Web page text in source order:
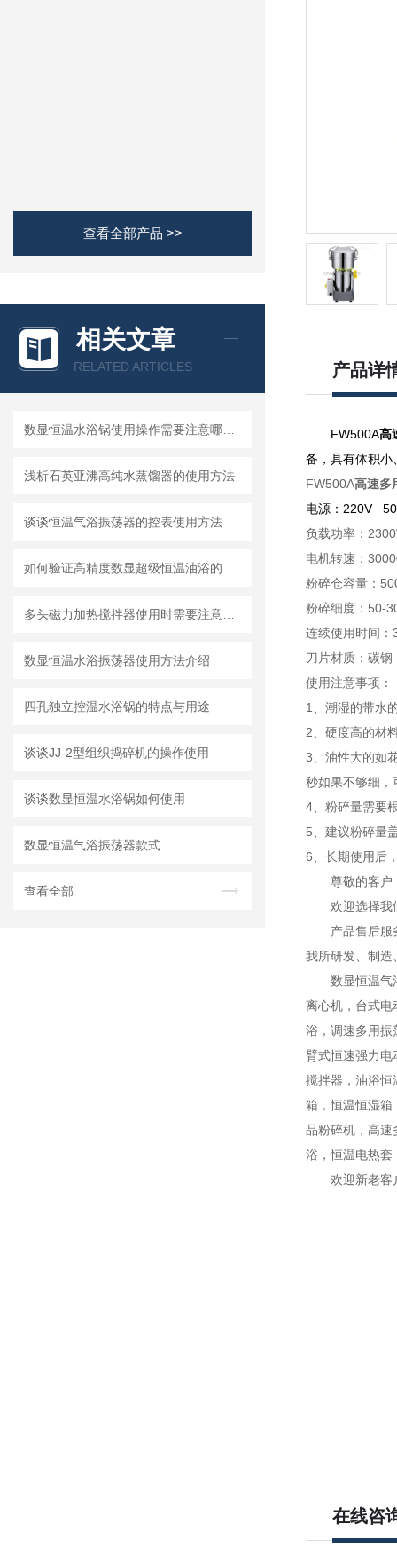
查看全部产品 >>
相关文章
RELATED ARTICLES
浅析石英亚沸高纯水蒸馏器的使用方法
谈谈恒温气浴振荡器的控表使用方法
数显恒温水浴振荡器使用方法介绍
四孔独立控温水浴锅的特点与用途
谈谈JJ-2型组织捣碎机的操作使用
谈谈数显恒温水浴锅如何使用
数显恒温气浴振荡器款式
查看全部
产品详
FW500A高
备，具有体积小
FW500A高速多
电源：220V
负载功率：
电机转速：
粉碎仓容量：
粉碎细度：50-
连续使用时间：
刀片材质：碳钢
使用注意事项：
1、潮湿的带水
2、硬度高的材
3、油性大的如
秒如果不够细，
4、粉碎量需要
5、建议粉碎量
6、长期使用后
尊敬的客户
欢迎选择我
产品售后服
我所研发、制造
数显恒温气
离心机，台式电
浴，调速多用振
臂式恒速强力电
搅拌器，油浴恒
箱，恒温恒湿箱
品粉碎机，高速
浴，恒温电热套
欢迎新老客
在线咨